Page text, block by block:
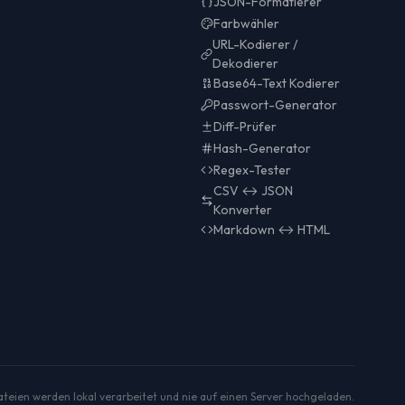
Farbwähler
URL-Kodierer /
Dekodierer
Base64-Text Kodierer
Passwort-Generator
Diff-Prüfer
Hash-Generator
Regex-Tester
CSV ↔ JSON
Konverter
Markdown ↔ HTML
werden lokal verarbeitet und nie auf einen Server hochgeladen.